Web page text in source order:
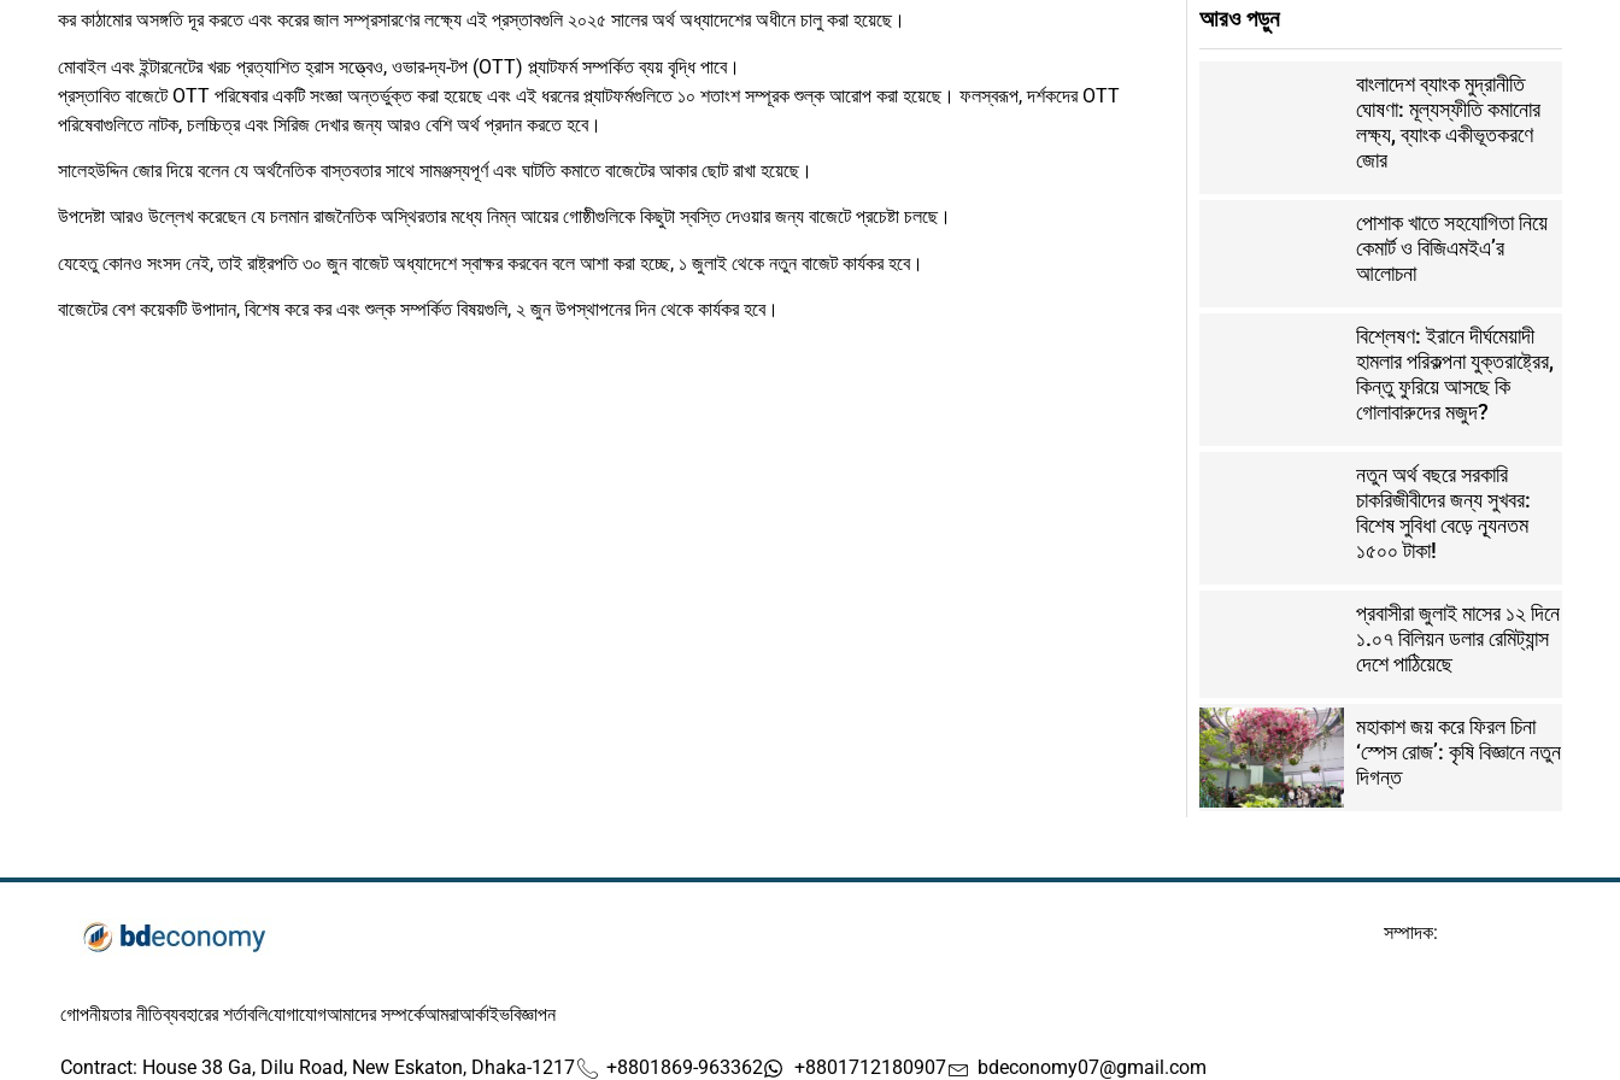
কর কাঠামোর অসঙ্গতি দূর করতে এবং করের জাল সম্প্রসারণের লক্ষ্যে এই প্রস্তাবগুলি ২০২৫ সালের অর্থ অধ্যাদেশের অধীনে চালু করা হয়েছে।
মোবাইল এবং ইন্টারনেটের খরচ প্রত্যাশিত হ্রাস সত্ত্বেও, ওভার-দ্য-টপ (OTT) প্ল্যাটফর্ম সম্পর্কিত ব্যয় বৃদ্ধি পাবে।
প্রস্তাবিত বাজেটে OTT পরিষেবার একটি সংজ্ঞা অন্তর্ভুক্ত করা হয়েছে এবং এই ধরনের প্ল্যাটফর্মগুলিতে ১০ শতাংশ সম্পূরক শুল্ক আরোপ করা হয়েছে। ফলস্বরূপ, দর্শকদের OTT
পরিষেবাগুলিতে নাটক, চলচ্চিত্র এবং সিরিজ দেখার জন্য আরও বেশি অর্থ প্রদান করতে হবে।
সালেহউদ্দিন জোর দিয়ে বলেন যে অর্থনৈতিক বাস্তবতার সাথে সামঞ্জস্যপূর্ণ এবং ঘাটতি কমাতে বাজেটের আকার ছোট রাখা হয়েছে।
উপদেষ্টা আরও উল্লেখ করেছেন যে চলমান রাজনৈতিক অস্থিরতার মধ্যে নিম্ন আয়ের গোষ্ঠীগুলিকে কিছুটা স্বস্তি দেওয়ার জন্য বাজেটে প্রচেষ্টা চলছে।
যেহেতু কোনও সংসদ নেই, তাই রাষ্ট্রপতি ৩০ জুন বাজেট অধ্যাদেশে স্বাক্ষর করবেন বলে আশা করা হচ্ছে, ১ জুলাই থেকে নতুন বাজেট কার্যকর হবে।
বাজেটের বেশ কয়েকটি উপাদান, বিশেষ করে কর এবং শুল্ক সম্পর্কিত বিষয়গুলি, ২ জুন উপস্থাপনের দিন থেকে কার্যকর হবে।
আরও পড়ুন
বাংলাদেশ ব্যাংক মুদ্রানীতি
ঘোষণা: মূল্যস্ফীতি কমানোর
লক্ষ্য, ব্যাংক একীভূতকরণে
জোর
পোশাক খাতে সহযোগিতা নিয়ে
কেমার্ট ও বিজিএমইএ’র
আলোচনা
বিশ্লেষণ: ইরানে দীর্ঘমেয়াদী
হামলার পরিকল্পনা যুক্তরাষ্ট্রের,
কিন্তু ফুরিয়ে আসছে কি
গোলাবারুদের মজুদ?
নতুন অর্থ বছরে সরকারি
চাকরিজীবীদের জন্য সুখবর:
বিশেষ সুবিধা বেড়ে ন্যূনতম
১৫০০ টাকা!
প্রবাসীরা জুলাই মাসের ১২ দিনে
১.০৭ বিলিয়ন ডলার রেমিট্যান্স
দেশে পাঠিয়েছে
মহাকাশ জয় করে ফিরল চিনা
‘স্পেস রোজ’: কৃষি বিজ্ঞানে নতুন
দিগন্ত
সম্পাদক:
গোপনীয়তার নীতিব্যবহারের শর্তাবলিযোগাযোগআমাদের সম্পর্কেআমরাআর্কাইভবিজ্ঞাপন
Contract: House 38 Ga, Dilu Road, New Eskaton, Dhaka-1217 +8801869-963362 +8801712180907 bdeconomy07@gmail.com